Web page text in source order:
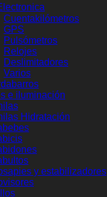
Cuentakilómetros
GPS
Pulsómetros
Relojes
Deslimitadores
Varios
e iluminación
Hidratación
y estabilizadores